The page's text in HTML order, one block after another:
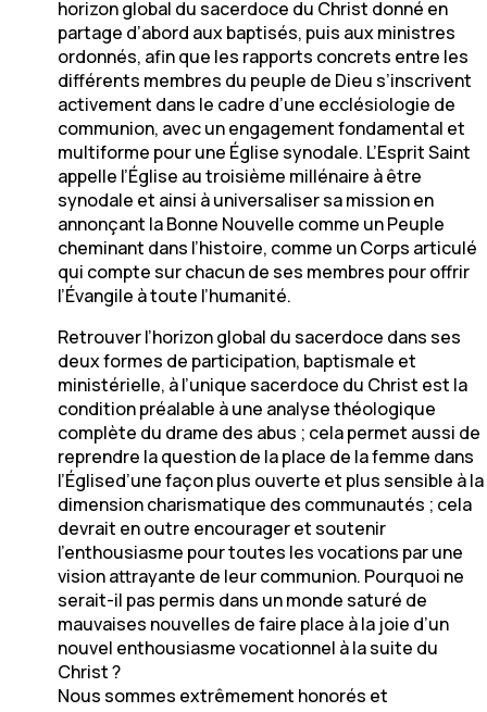
horizon global du sacerdoce du Christ donné en
partage d’abord aux baptisés, puis aux ministres
ordonnés, afin que les rapports concrets entre les
différents membres du peuple de Dieu s’inscrivent
activement dans le cadre d’une ecclésiologie de
communion, avec un engagement fondamental et
multiforme pour une Église synodale. L’Esprit Saint
appelle l’Église au troisième millénaire à être
synodale et ainsi à universaliser sa mission en
annonçant la Bonne Nouvelle comme un Peuple
cheminant dans l’histoire, comme un Corps articulé
qui compte sur chacun de ses membres pour offrir
l’Évangile à toute l’humanité.
Retrouver l’horizon global du sacerdoce dans ses
deux formes de participation, baptismale et
ministérielle, à l’unique sacerdoce du Christ est la
condition préalable à une analyse théologique
complète du drame des abus ; cela permet aussi de
reprendre la question de la place de la femme dans
l’Églised’une façon plus ouverte et plus sensible à la
dimension charismatique des communautés ; cela
devrait en outre encourager et soutenir
l’enthousiasme pour toutes les vocations par une
vision attrayante de leur communion. Pourquoi ne
serait-il pas permis dans un monde saturé de
mauvaises nouvelles de faire place à la joie d’un
nouvel enthousiasme vocationnel à la suite du
Christ ?
Nous sommes extrêmement honorés et